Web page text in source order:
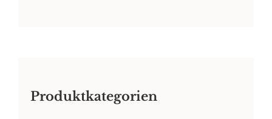
Produktkategorien